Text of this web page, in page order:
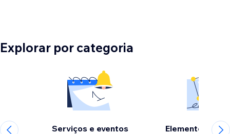
Explorar por categoria
Serviços e eventos Elementos de